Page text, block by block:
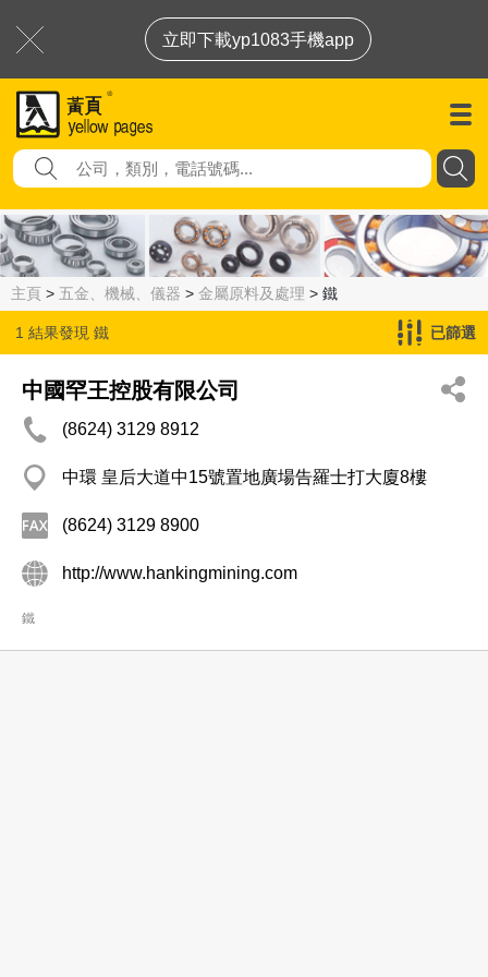
立即下載yp1083手機app
主頁 > 五金、機械、儀器 > 金屬原料及處理 > 鐵
1 結果發現 鐵 已篩選
中國罕王控股有限公司
(8624) 3129 8912
中環 皇后大道中15號置地廣場告羅士打大廈8樓
(8624) 3129 8900
http://www.hankingmining.com
鐵